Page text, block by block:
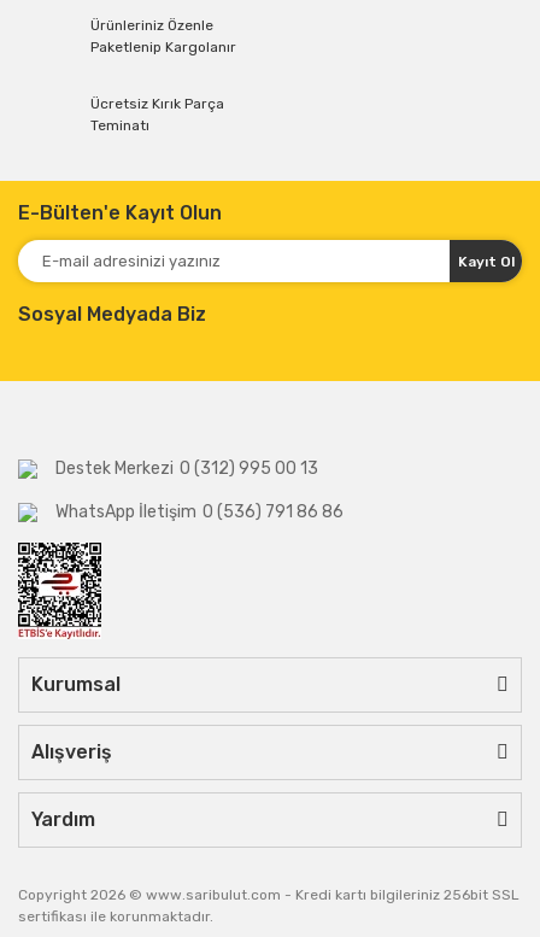
Ürünleriniz Özenle
Paketlenip Kargolanır
Ücretsiz Kırık Parça
Teminatı
E-Bülten'e Kayıt Olun
Kayıt Ol
Sosyal Medyada Biz
Destek Merkezi 0 (312) 995 00 13
WhatsApp İletişim 0 (536) 791 86 86
Kurumsal
Alışveriş
Yardım
Copyright 2026 © www.saribulut.com - Kredi kartı bilgileriniz 256bit SSL
sertifikası ile korunmaktadır.